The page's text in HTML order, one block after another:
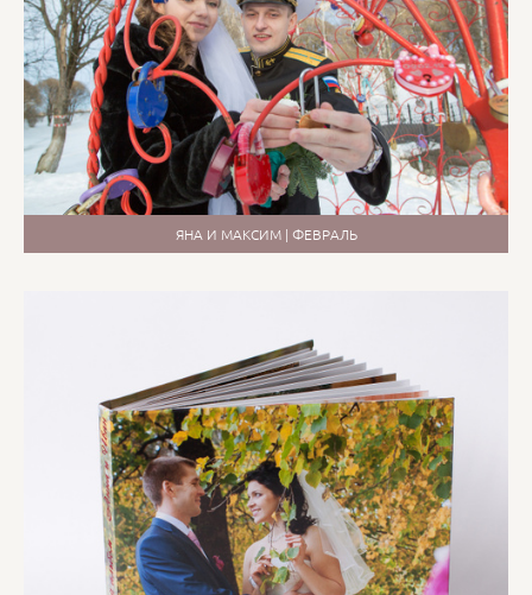
ЯНА И МАКСИМ | ФЕВРАЛЬ